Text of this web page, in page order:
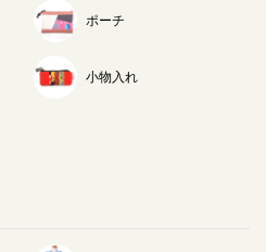
ポーチ
小物入れ